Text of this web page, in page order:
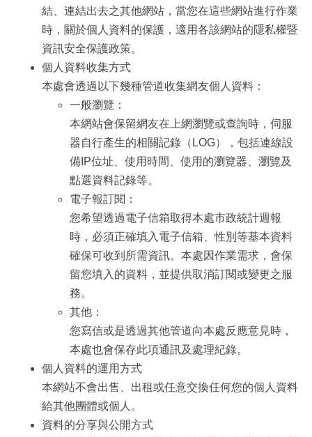
結、連結出去之其他網站，當您在這些網站進行作業
時，關於個人資料的保護，適用各該網站的隱私權暨
資訊安全保護政策。
個人資料收集方式
本處會透過以下幾種管道收集網友個人資料：
一般瀏覽：
本網站會保留網友在上網瀏覽或查詢時，伺服
器自行產生的相關記錄（LOG），包括連線設
備IP位址、使用時間、使用的瀏覽器、瀏覽及
點選資料記錄等。
電子報訂閱：
您希望透過電子信箱取得本處市政統計週報
時，必須正確填入電子信箱、性別等基本資料
確保可收到所需資訊。本處因作業需求，會保
留您填入的資料，並提供取消訂閱或變更之服
務。
其他：
您寫信或是透過其他管道向本處反應意見時，
本處也會保存此項通訊及處理紀錄。
個人資料的運用方式
本網站不會出售、出租或任意交換任何您的個人資料
給其他團體或個人。
資料的分享與公開方式